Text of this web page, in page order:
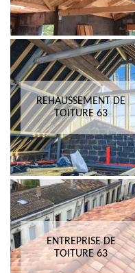
REHAUSSEMENT DE
TOITURE 63
ENTREPRISE DE
TOITURE 63